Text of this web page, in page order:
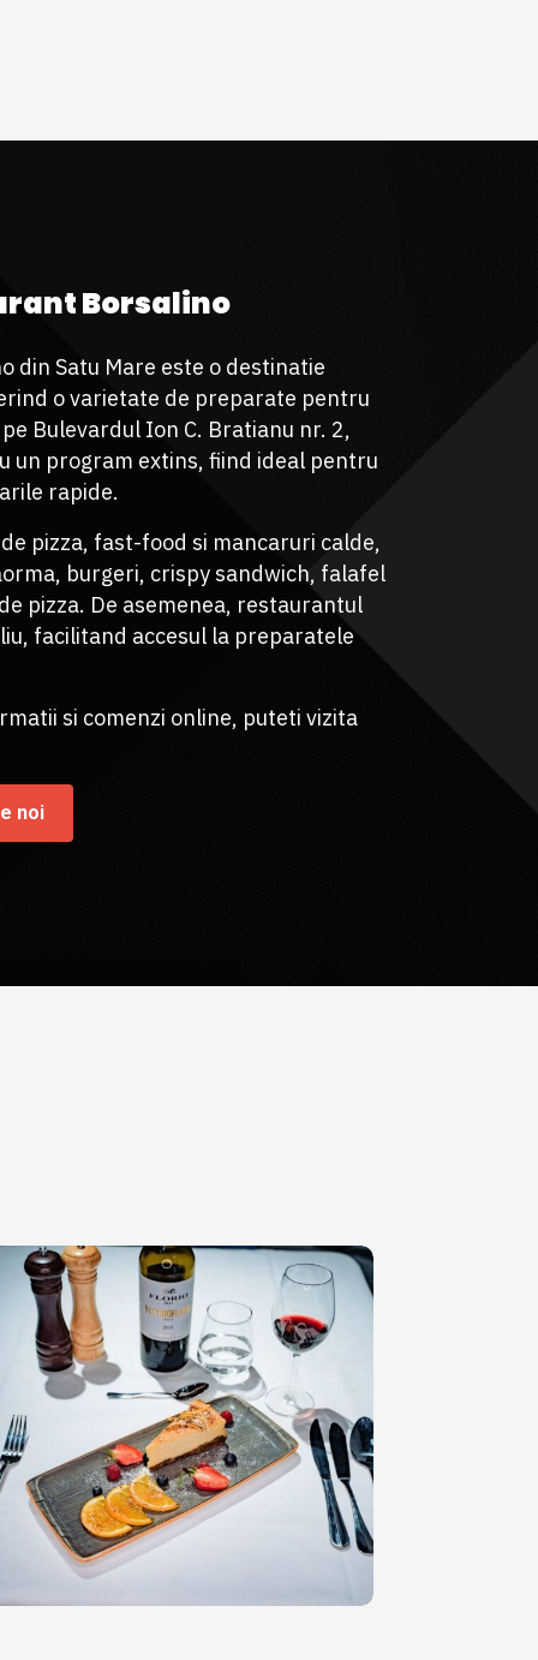
Borsalino
din Satu Mare este o destinatie
o varietate de preparate pentru
Bulevardul Ion C. Bratianu nr. 2,
un program extins, fiind ideal pentru
rapide.
pizza, fast-food si mancaruri calde,
burgeri, crispy sandwich, falafel
pizza. De asemenea, restaurantul
facilitand accesul la preparatele
si comenzi online, puteti vizita
noi